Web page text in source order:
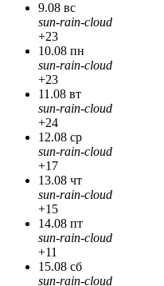
9.08 вс
sun-rain-cloud
+23
10.08 пн
sun-rain-cloud
+23
11.08 вт
sun-rain-cloud
+24
12.08 ср
sun-rain-cloud
+17
13.08 чт
sun-rain-cloud
+15
14.08 пт
sun-rain-cloud
+11
15.08 сб
sun-rain-cloud